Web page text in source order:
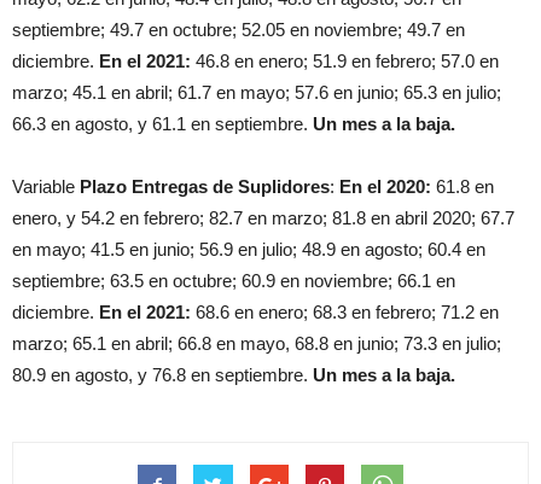
septiembre; 49.7 en octubre; 52.05 en noviembre; 49.7 en
diciembre. En el 2021: 46.8 en enero; 51.9 en febrero; 57.0 en
marzo; 45.1 en abril; 61.7 en mayo; 57.6 en junio; 65.3 en julio;
66.3 en agosto, y 61.1 en septiembre. Un mes a la baja.
Variable Plazo Entregas de Suplidores: En el 2020: 61.8 en
enero, y 54.2 en febrero; 82.7 en marzo; 81.8 en abril 2020; 67.7
en mayo; 41.5 en junio; 56.9 en julio; 48.9 en agosto; 60.4 en
septiembre; 63.5 en octubre; 60.9 en noviembre; 66.1 en
diciembre. En el 2021: 68.6 en enero; 68.3 en febrero; 71.2 en
marzo; 65.1 en abril; 66.8 en mayo, 68.8 en junio; 73.3 en julio;
80.9 en agosto, y 76.8 en septiembre. Un mes a la baja.